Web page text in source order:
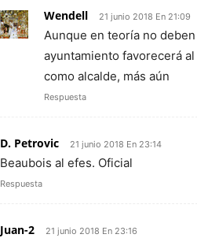
Wendell 21 junio 2018 En 21:09
Aunque en teoría no
ayuntamiento favorecerá
como alcalde, más aún
Respuesta
D. Petrovic 21 junio 2018 En 23:14
Beaubois al efes. Oficial
Respuesta
Juan-2 21 junio 2018 En 23:16